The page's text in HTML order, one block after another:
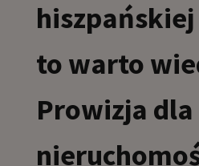
hiszpańskiej
to warto
Prowizja